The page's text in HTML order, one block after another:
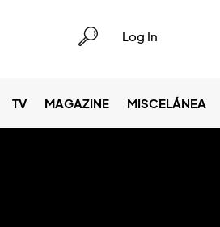
Log In
TV MAGAZINE MISCELÁNEA